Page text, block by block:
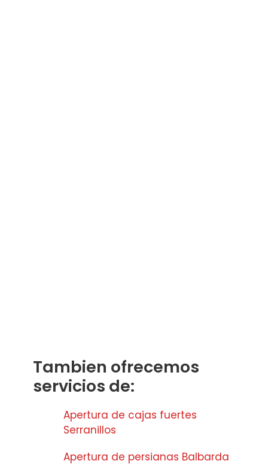
Tambien ofrecemos
servicios de:
Apertura de cajas fuertes
Serranillos
Apertura de persianas Balbarda